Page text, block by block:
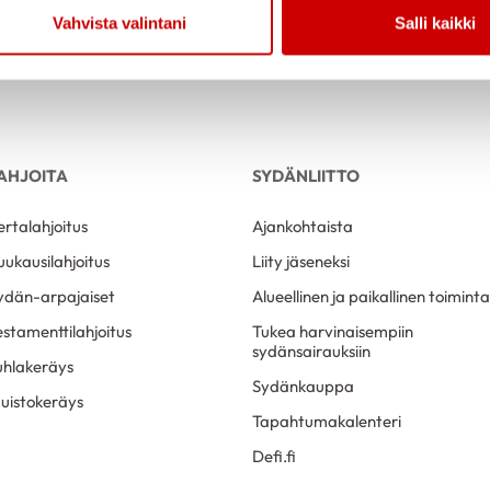
Vahvista valintani Salli kaikki
arpajaiset
SYDÄNLIITTO
Ajankohtaista
Liity jäseneksi
Alueellinen ja paikallinen toiminta
Tukea harvinaisempiin
sydänsairauksiin
Sydänkauppa
Tapahtumakalenteri
Defi.fi